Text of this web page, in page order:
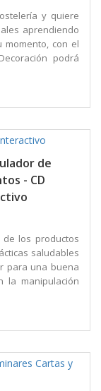
y quiere
aprendiendo
con el
podrá
de
- CD
los productos
saludables
para una buena
la manipulación